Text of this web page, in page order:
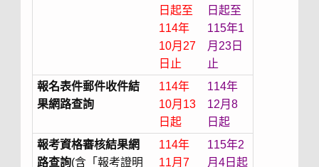
日起至
114年
10月27
日止
日起至
115年1
月23日
止
報名表件郵件收件結
果網路查詢
114年
10月13
日起
114年
12月8
日起
報考資格審核結果網
路查詢(含「報考證明
114年
11月7
115年2
月4日起